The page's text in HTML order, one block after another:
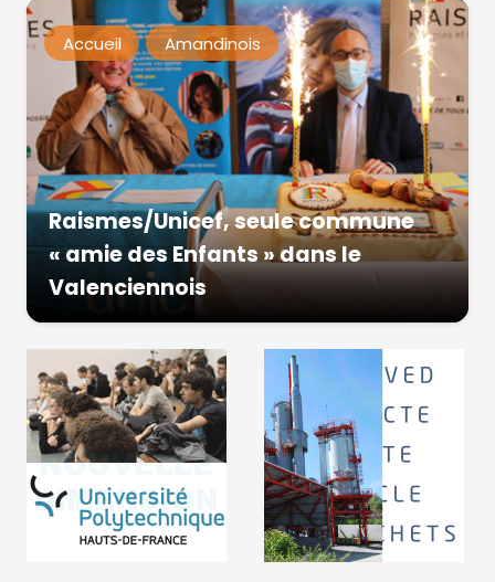
Accueil Amandinois
Raismes/Unicef, seule commune
« amie des Enfants » dans le
Valenciennois